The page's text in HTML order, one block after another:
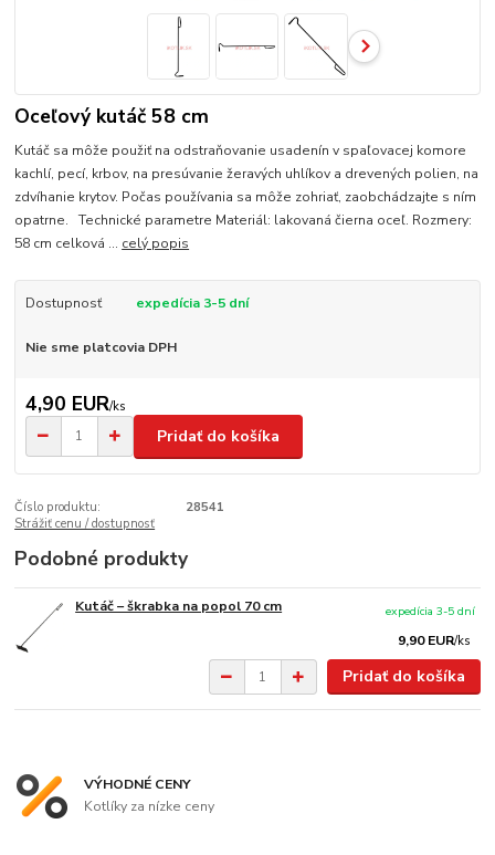
Oceľový kutáč 58 cm
Kutáč sa môže použiť na odstraňovanie usadenín v spaľovacej komore
kachlí, pecí, krbov, na presúvanie žeravých uhlíkov a drevených polien, na
zdvíhanie krytov. Počas používania sa môže zohriať, zaobchádzajte s ním
opatrne. Technické parametre Materiál: lakovaná čierna oceľ. Rozmery:
58 cm celková ... celý popis
Dostupnosť expedícia 3-5 dní
Nie sme platcovia DPH
4,90 EUR/ks
Pridať do košíka
Číslo produktu:
28541
Strážiť cenu / dostupnosť
Podobné produkty
Kutáč – škrabka na popol 70 cm
9,90 EUR/ks
expedícia 3-5 dní
Pridať do košíka
VÝHODNÉ CENY
Kotlíky za nízke ceny